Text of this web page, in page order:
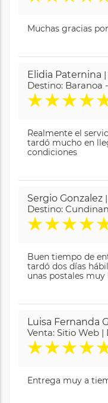
Muchas gracias
Elidia Paternina
Destino: Baranoa
★★★★
Realmente el
tardó mucho en
condiciones
Sergio Gonzalez
Destino:
★★★★
Buen tiempo de
tardó dos días
unas postales muy
Luisa Fernanda
Venta: Sitio Web
★★★★
Entrega muy a